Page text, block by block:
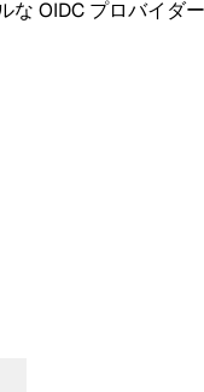
OIDC プロバイ